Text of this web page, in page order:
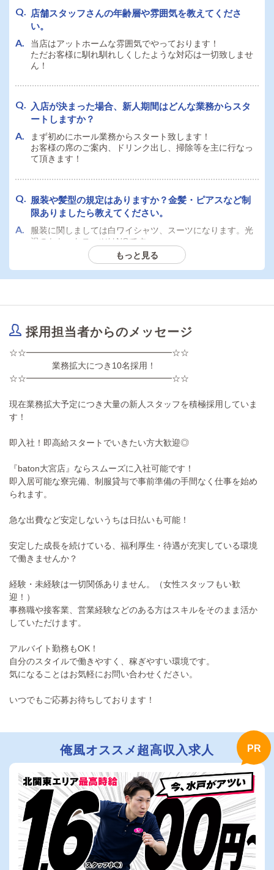
店舗スタッフさんの年齢層や雰囲気を教えてくださ
い。
当店はアットホームな雰囲気でやっております！
ただお客様に馴れ馴れしくしたような対応は一切致しませ
ん！
入店が決まった場合、新人期間はどんな業務からスタ
ートしますか？
まず初めにホール業務からスタート致します！
お客様の席のご案内、ドリンク出し、掃除等を主に行なっ
て頂きます！
服装や髪型の規定はありますか？金髪・ピアスなど制
限ありましたら教えてください。
服装に関しましては白ワイシャツ、スーツになります。光
沢のかかったスーツはNGです。
金髪、ピアス、アクセサリー等は禁止です！
もっと見る
採用担当者からのメッセージ
☆☆━━━━━━━━━━━━━━━━━☆☆
業務拡大につき10名採用！
☆☆━━━━━━━━━━━━━━━━━☆☆
現在業務拡大予定につき大量の新人スタッフを積極採用していま
す！
即入社！即高給スタートでいきたい方大歓迎◎
『baton大宮店』ならスムーズに入社可能です！
即入居可能な寮完備、制服貸与で事前準備の手間なく仕事を始め
られます。
急な出費など安定しないうちは日払いも可能！
安定した成長を続けている、福利厚生・待遇が充実している環境
で働きませんか？
経験・未経験は一切関係ありません。（女性スタッフもい歓
迎！）
事務職や接客業、営業経験などのある方はスキルをそのまま活か
していただけます。
アルバイト勤務もOK！
自分のスタイルで働きやすく、稼ぎやすい環境です。
気になることはお気軽にお問い合わせください。
いつでもご応募お待ちしております！
俺風オススメ超高収入求人